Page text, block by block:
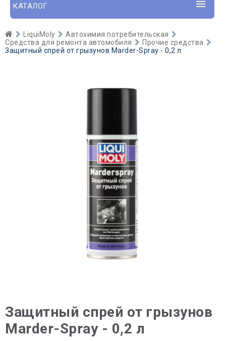
КАТАЛОГ
LiquiMoly
Автохимия потребительская
Средства для ремонта автомобиля
Прочие средства
Защитный спрей от грызунов Marder-Spray - 0,2 л
Защитный спрей от грызунов
Marder-Spray - 0,2 л